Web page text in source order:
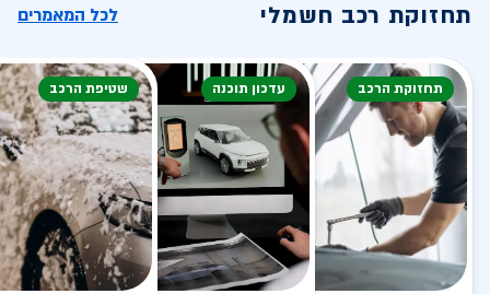
תחזוקת רכב חשמלי לכל המאמרים
תחזוקת הרכב עדכון תוכנה שטיפת הרכב